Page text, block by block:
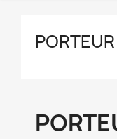
PORTEUR